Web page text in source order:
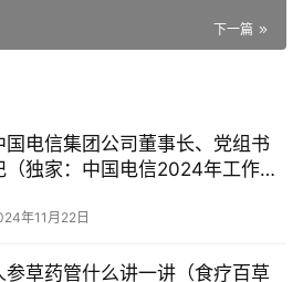
下一篇
国电信集团公司董事长、党组书
（独家：中国电信2024年工作重
事）
年11月22日
参草药管什么讲一讲（食疗百草